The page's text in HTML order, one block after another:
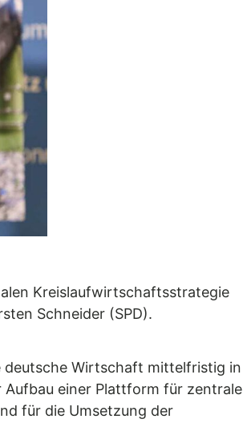
Kreislaufwirtschaftsstrategie
Schneider (SPD).
deutsche Wirtschaft mittelfristig in
Aufbau einer Plattform für zentrale
für die Umsetzung der